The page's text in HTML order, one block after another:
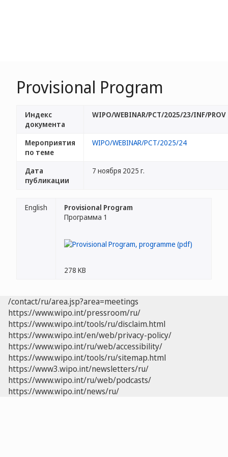
Provisional Program
Индекс
документа
WIPO/WEBINAR/PCT/2025/23/INF/PROV
Мероприятия
по теме
WIPO/WEBINAR/PCT/2025/24
Дата
публикации
7 ноября 2025 г.
English
Provisional Program
Программа 1
278 KB
/contact/ru/area.jsp?area=meetings
https://www.wipo.int/pressroom/ru/
https://www.wipo.int/tools/ru/disclaim.html
https://www.wipo.int/en/web/privacy-policy/
https://www.wipo.int/ru/web/accessibility/
https://www.wipo.int/tools/ru/sitemap.html
https://www3.wipo.int/newsletters/ru/
https://www.wipo.int/ru/web/podcasts/
https://www.wipo.int/news/ru/